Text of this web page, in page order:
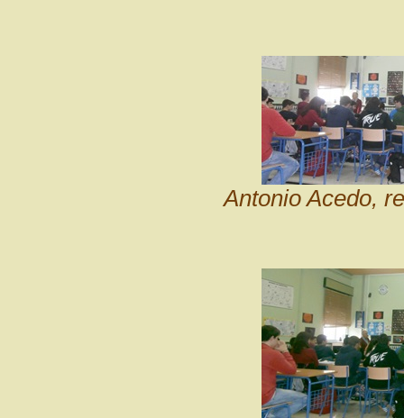
Antonio Acedo,